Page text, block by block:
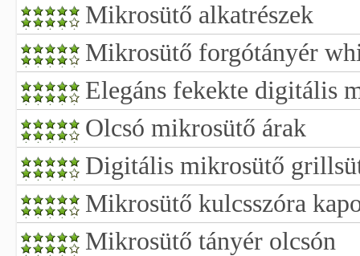
Mikrosütő alkatrészek
Mikrosütő forgótányér
Elegáns fekekte digitális
Olcsó mikrosütő árak
Digitális mikrosütő
Mikrosütő kulcsszóra
Mikrosütő tányér olcsón